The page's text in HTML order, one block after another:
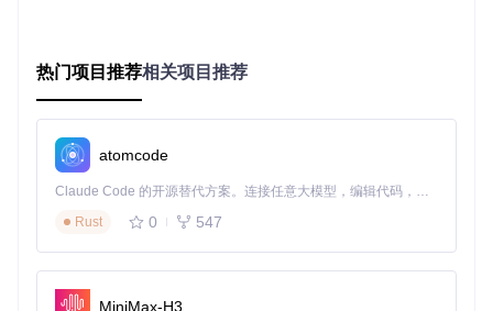
面对众多ETL工具和工作流编排平台，如何选择最适合自己的
核心功能解密：为什么Mage AI脱颖而出
数据块(Block)概念：Mage AI将数据流程分解为可复用的
功能单元，包括数据加载器(Loader)、转换器(Transforme
Mage AI的三大核心优势：
热门项目推荐相关项目推荐
atomcode
Claude Code 的开源替代方案。连接任意大模型，编辑代码，运行命令，自动验证 — 全自动执行。用 Rust 构建，极致性能。 ｜ An open-source alternative to Claude Code. Connect any LLM, edit code, run commands, and verify changes — autonomously. Built in Rust for speed. Get Started
Rust
0 547
MiniMax-H3